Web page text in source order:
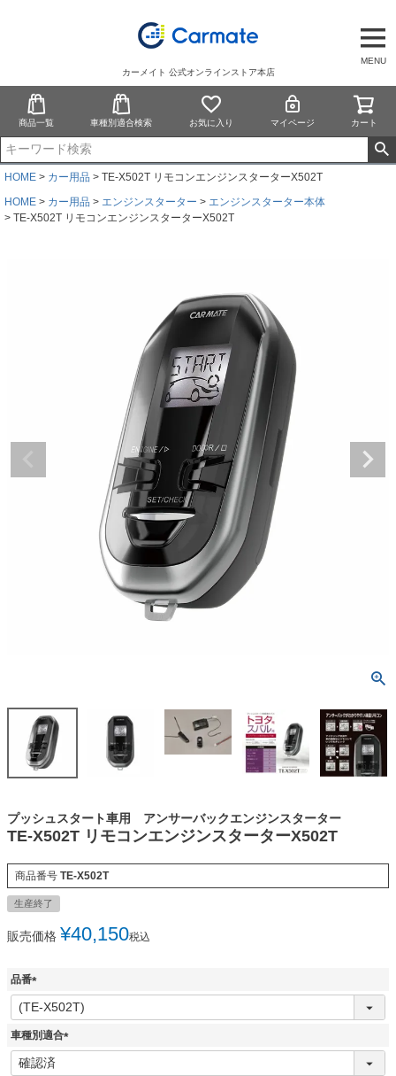
MENU
カーメイト 公式オンラインストア本店
商品一覧 車種別適合検索 お気に入り マイページ カート
HOME カー用品
TE-X502T リモコンエンジンスターターX502T
HOME
カー用品 エンジンスターター
エンジンスターター本体
TE-X502T リモコンエンジンスターターX502T
プッシュスタート車用 アンサーバックエンジンスターター
TE-X502T リモコンエンジンスターターX502T
商品番号 TE-X502T
生産終了
販売価格 ¥40,150税込
品番
(
必
須
車種別適合
(